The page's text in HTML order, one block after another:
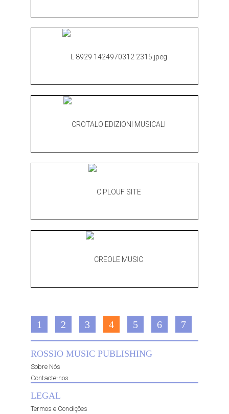
1 2 3 4 5 6 7
ROSSIO MUSIC PUBLISHING
Sobre Nós
Contacte-nos
LEGAL
Termos e Condições